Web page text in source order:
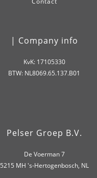
| Company info
KvK: 17105330
BTW: NL8069.65.137.B01
Pelser Groep B.V.
De Voerman 7
5215 MH 's-Hertogenbosch, NL